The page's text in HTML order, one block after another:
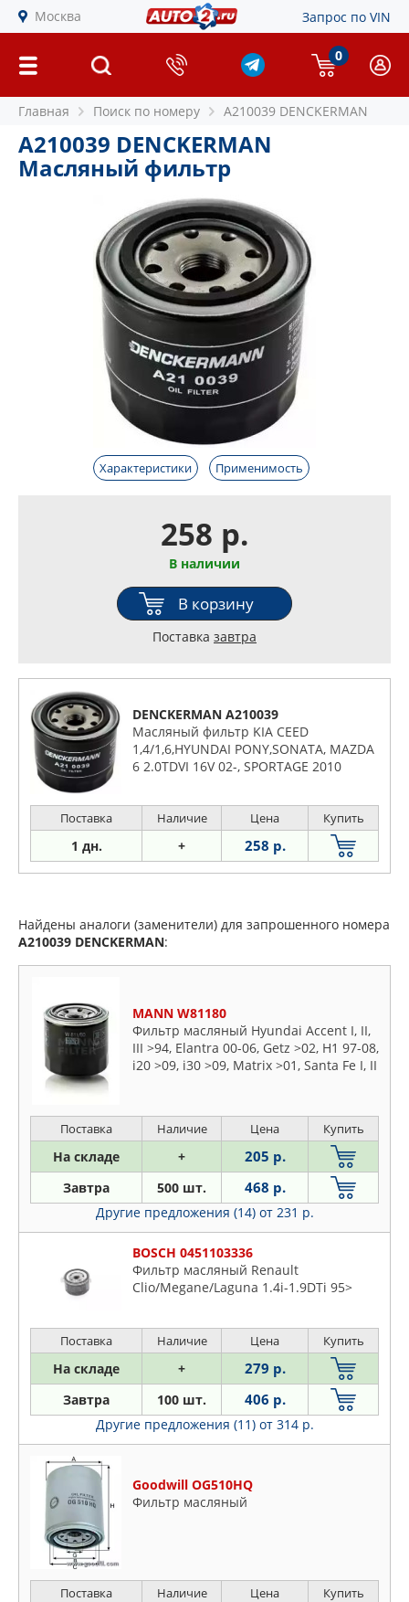
Москва Запрос по VIN
0
Главная Поиск по номеру A210039 DENCKERMAN
A210039 DENCKERMAN
Масляный фильтр
Характеристики Применимость
258 р.
В наличии
В корзину
Поставка завтра
DENCKERMAN A210039
Масляный фильтр KIA CEED
1,4/1,6,HYUNDAI PONY,SONATA, MAZDA
6 2.0TDVI 16V 02-, SPORTAGE 2010
Поставка Наличие Цена Купить
1 дн. + 258 р.
Найдены аналоги (заменители) для запрошенного номера
A210039 DENCKERMAN:
MANN W81180
Фильтр масляный Hyundai Accent I, II,
III >94, Elantra 00-06, Getz >02, H1 97-08,
i20 >09, i30 >09, Matrix >01, Santa Fe I, II
Поставка Наличие Цена Купить
На складе + 205 р.
Завтра 500 шт. 468 р.
Другие предложения (14) от 231 р.
BOSCH 0451103336
Фильтр масляный Renault
Clio/Megane/Laguna 1.4i-1.9DTi 95>
Поставка Наличие Цена Купить
На складе + 279 р.
Завтра 100 шт. 406 р.
Другие предложения (11) от 314 р.
Goodwill OG510HQ
Фильтр масляный
Поставка Наличие Цена Купить